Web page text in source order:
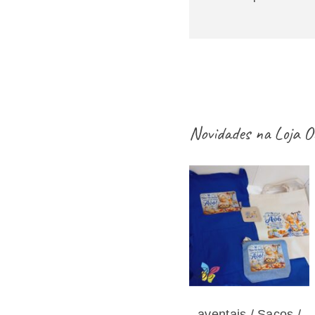
Novidades naLoja
aventais / Sacos
/ necessaires /
estojos / porta-
moedas dia dos
avós – vários
modelos